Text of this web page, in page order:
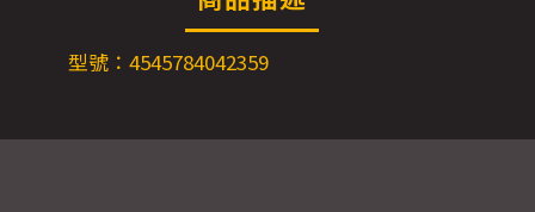
型號：4545784042359